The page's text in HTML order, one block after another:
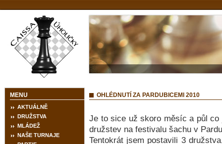
MENU
AKTUÁLNĚ
DRUŽSTVA
MLÁDEŽ
NAŠE TURNAJE
OHLÉDNUTÍ ZA PARDUBICEMI 2010
Je to sice už skoro měsíc a půl
družstev na festivalu šachu v
Tentokrát jsem postavili 3